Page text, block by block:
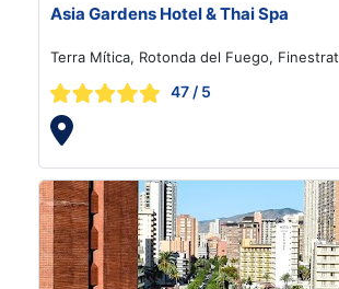
Asia Gardens Hotel & Thai Spa
Terra Mítica, Rotonda del Fuego, Finestrat
47 / 5